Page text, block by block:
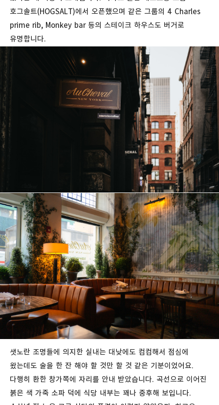
호그솔트(HOGSALT)에서 오픈했으며 같은 그룹의 4 Charles
prime rib, Monkey bar 등의 스테이크 하우스도 버거로
유명합니다.
샛노란 조명들에 의지한 실내는 대낮에도 컴컴해서 점심에
왔는데도 술을 한 잔 해야 할 것만 할 것 같은 기분이었어요.
다행히 환한 창가쪽에 자리를 안내 받았습니다. 곡선으로 이어진
붉은 색 가죽 소파 덕에 식당 내부는 꽤나 중후해 보입니다.